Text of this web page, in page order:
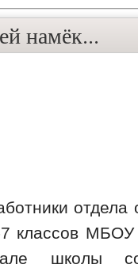
намёк...
7 классов
школы